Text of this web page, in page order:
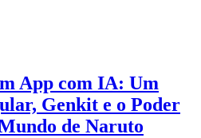
App com IA: Um
Genkit e o Poder
de Naruto